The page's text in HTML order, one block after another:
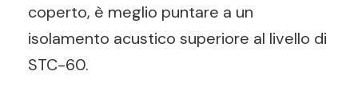
coperto, è meglio puntare a un
isolamento acustico superiore al livello di
STC-60.